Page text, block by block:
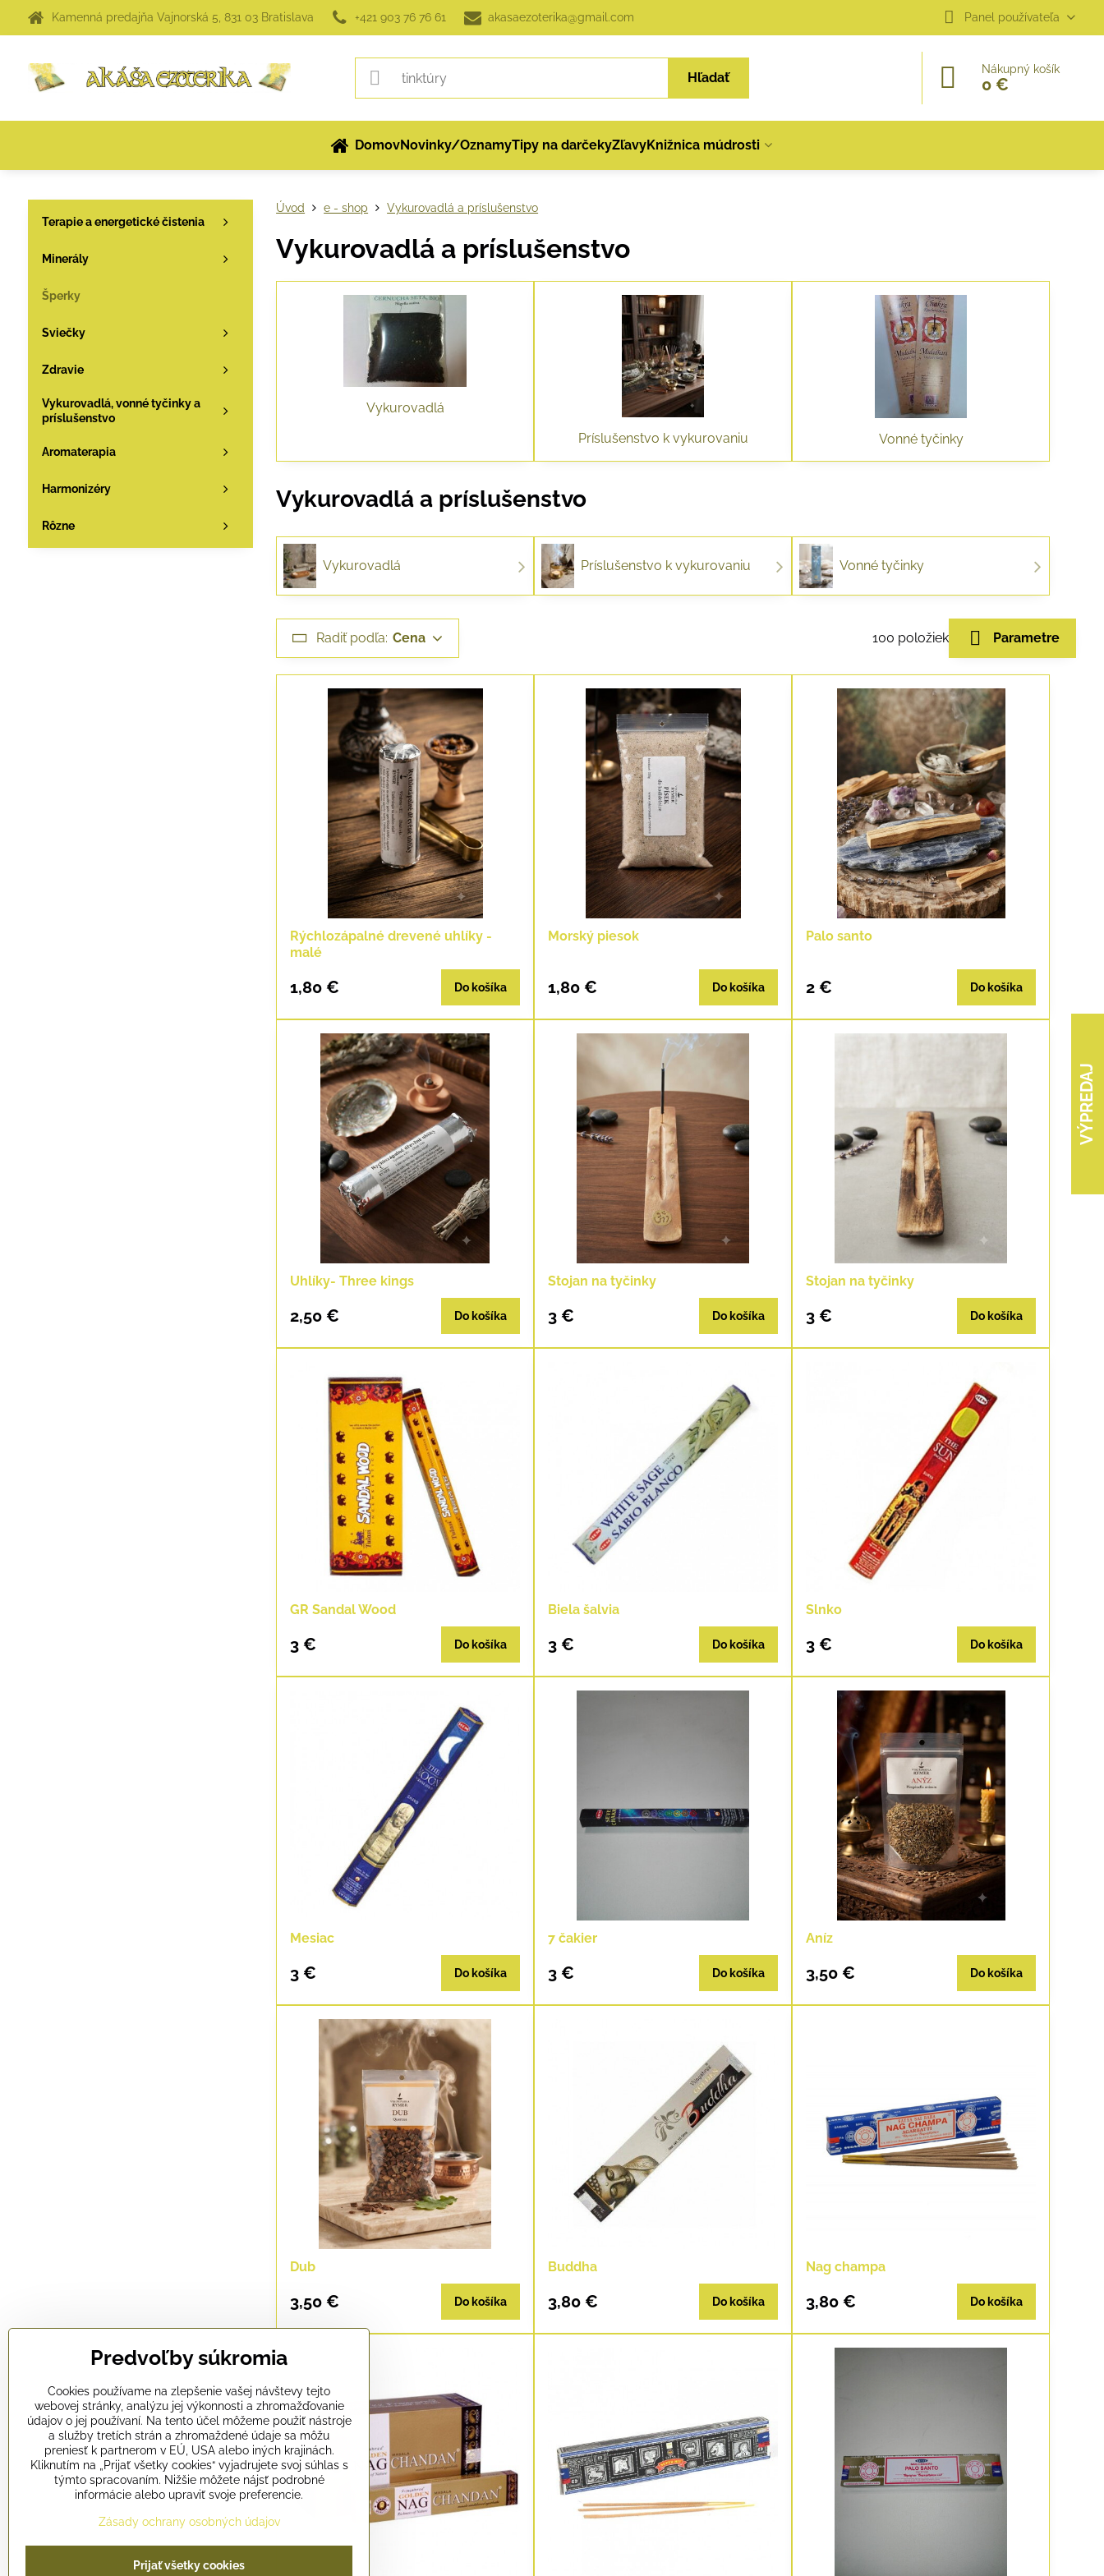
Kamenná predajňa Vajnorská 5, 831 03 Bratislava +421 903 76 76 61 akasaezoterika@gmail.com Panel používateľa
Hľadať
Nákupný košík
0 €
DomovNovinky/OznamyTipy na darčekyZľavyKnižnica múdrosti
Úvod e - shop Vykurovadlá a príslušenstvo
Vykurovadlá a príslušenstvo
Vykurovadlá
Príslušenstvo k vykurovaniu
Vonné tyčinky
Vykurovadlá a príslušenstvo
Vykurovadlá Príslušenstvo k vykurovaniu Vonné tyčinky
Radiť podľa: Cena 100 položiek Parametre
Rýchlozápalné drevené uhlíky -
malé
1,80 € Do košíka
Morský piesok
1,80 € Do košíka
Palo santo
2 € Do košíka
Uhlíky- Three kings
2,50 € Do košíka
Stojan na tyčinky
3 € Do košíka
Stojan na tyčinky
3 € Do košíka
GR Sandal Wood
3 € Do košíka
Biela šalvia
3 € Do košíka
Slnko
3 € Do košíka
Mesiac
3 € Do košíka
7 čakier
3 € Do košíka
Aníz
3,50 € Do košíka
Dub
3,50 € Do košíka
Buddha
3,80 € Do košíka
Nag champa
3,80 € Do košíka
Terapie a energetické čistenia
Minerály
Šperky
Sviečky
Zdravie
Vykurovadlá, vonné tyčinky a
príslušenstvo
Aromaterapia
Harmonizéry
Rôzne
VÝPREDAJ
Predvoľby súkromia
Cookies používame na zlepšenie vašej návštevy tejto
webovej stránky, analýzu jej výkonnosti a zhromažďovanie
údajov o jej používaní. Na tento účel môžeme použiť nástroje
a služby tretích strán a zhromaždené údaje sa môžu
preniesť k partnerom v EÚ, USA alebo iných krajinách.
Kliknutím na „Prijať všetky cookies“ vyjadrujete svoj súhlas s
týmto spracovaním. Nižšie môžete nájsť podrobné
informácie alebo upraviť svoje preferencie.
Zásady ochrany osobných údajov
Prijať všetky cookies